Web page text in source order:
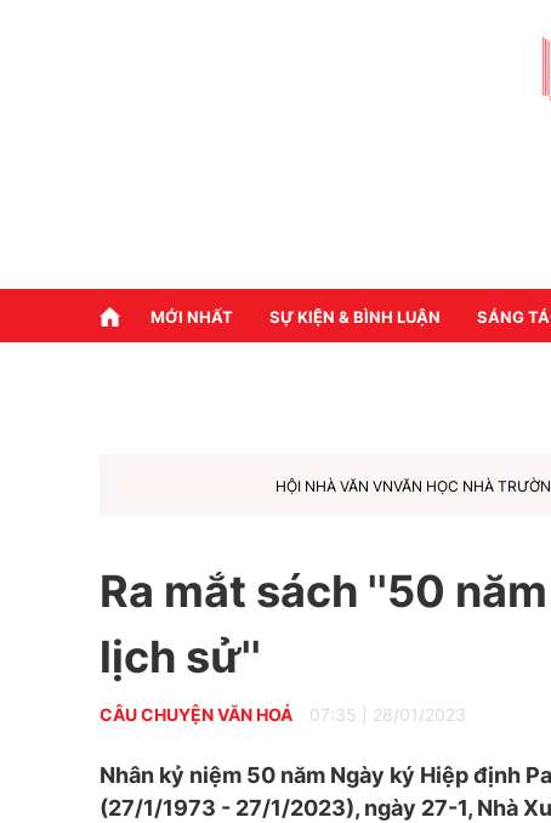
MỚI NHẤT SỰ KIỆN & BÌNH LUẬN SÁNG
HỘI NHÀ VĂN VNVĂN HỌC NHÀ
Ra mắt sách ''50
lịch sử''
CÂU CHUYỆN VĂN HOÁ 07:35 28/01/2023
Nhân kỷ niệm 50 năm Ngày ký Hiệp định
(27/1/1973 - 27/1/2023), ngày 27-1, Nhà